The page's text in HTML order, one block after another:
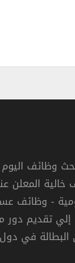
وظائف اليوم
المعلن
- وظائف
تقديم دور
في